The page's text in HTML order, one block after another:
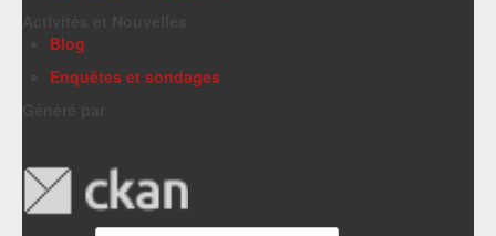
Blog
Enquêtes et sondages